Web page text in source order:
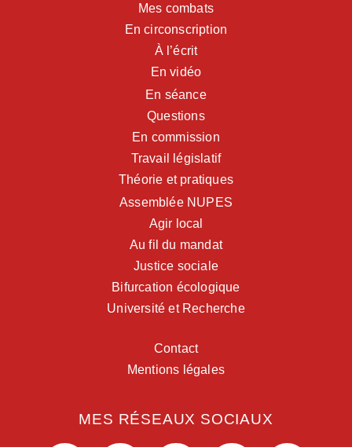
Mes combats
En circonscription
À l’écrit
En vidéo
En séance
Questions
En commission
Travail législatif
Théorie et pratiques
Assemblée NUPES
Agir local
Au fil du mandat
Justice sociale
Bifurcation écologique
Université et Recherche
Contact
Mentions légales
MES RÉSEAUX SOCIAUX